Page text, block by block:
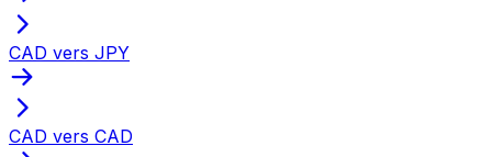
CAD vers JPY
CAD vers CAD